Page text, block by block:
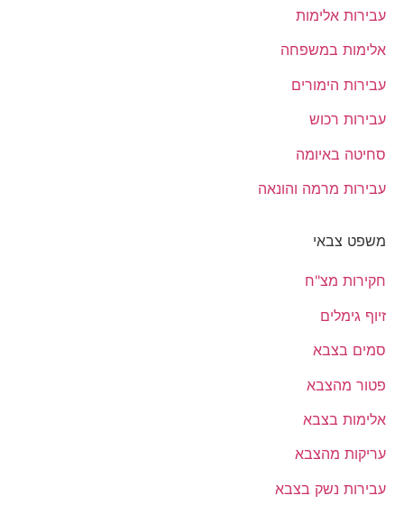
עבירות אלימות
אלימות במשפחה
עבירות הימורים
עבירות רכוש
סחיטה באיומה
עבירות מרמה והונאה
משפט צבאי
חקירות מצ"ח
זיוף גימלים
סמים בצבא
פטור מהצבא
אלימות בצבא
עריקות מהצבא
עבירות נשק בצבא